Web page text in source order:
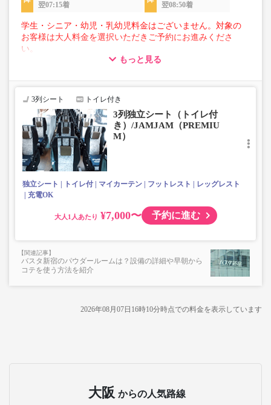
翌07:15着
翌08:50着
学生・シニア・幼児・乳幼児料金はございません。対象の
お客様は大人料金を選択いただきご予約にお進みくださ
い。
■トランクにてお預かりできる荷物
・3辺合計160cm以内、かつ10kg以下のものをおひとり様1
■お預かりできない荷物（貴重品以外は車内持ち込みも不
可）
楽器・自転車（折りたたみ含む）・ボード等の大きな荷
物、壊れ物、危険物、貴重品、ペット、
上記「トランクにてお預かりできる荷物」の条件を満たさ
もっと見る
3列シート トイレ付き
3列独立シート（トイレ付
き）/JAMJAM（PREMIU
M）
独立シート トイレ付 マイカーテン フットレスト
レッグレスト
充電OK
大人 ¥7,000〜 予約に進む
バスタ新宿のパウダールームは？設備の詳細や早朝から
コテを使う方法を紹介
2026年08月07日16時10分時点での料金を表示しています
大阪 からの人気路線